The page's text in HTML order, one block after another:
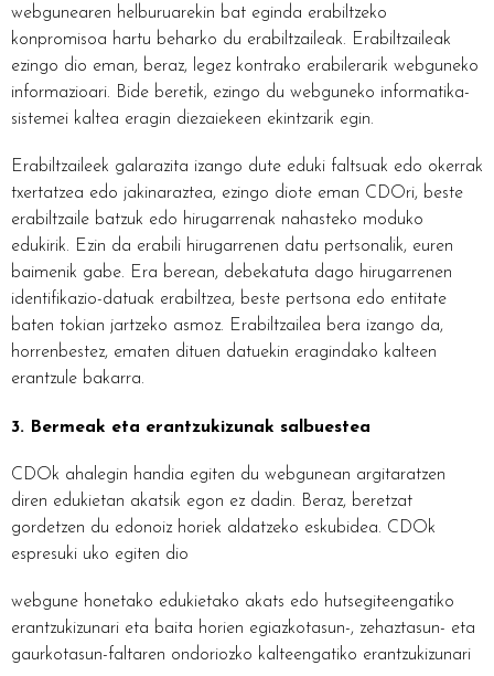
webgunearen helburuarekin bat eginda erabiltzeko
konpromisoa hartu beharko du erabiltzaileak. Erabiltzaileak
ezingo dio eman, beraz, legez kontrako erabilerarik webguneko
informazioari. Bide beretik, ezingo du webguneko informatika-
sistemei kaltea eragin diezaiekeen ekintzarik egin.
Erabiltzaileek galarazita izango dute eduki faltsuak edo okerrak
txertatzea edo jakinaraztea, ezingo diote eman CDOri, beste
erabiltzaile batzuk edo hirugarrenak nahasteko moduko
edukirik. Ezin da erabili hirugarrenen datu pertsonalik, euren
baimenik gabe. Era berean, debekatuta dago hirugarrenen
identifikazio-datuak erabiltzea, beste pertsona edo entitate
baten tokian jartzeko asmoz. Erabiltzailea bera izango da,
horrenbestez, ematen dituen datuekin eragindako kalteen
erantzule bakarra.
3. Bermeak eta erantzukizunak salbuestea
CDOk ahalegin handia egiten du webgunean argitaratzen
diren edukietan akatsik egon ez dadin. Beraz, beretzat
gordetzen du edonoiz horiek aldatzeko eskubidea. CDOk
espresuki uko egiten dio
webgune honetako edukietako akats edo hutsegiteengatiko
erantzukizunari eta baita horien egiazkotasun-, zehaztasun- eta
gaurkotasun-faltaren ondoriozko kalteengatiko erantzukizunari